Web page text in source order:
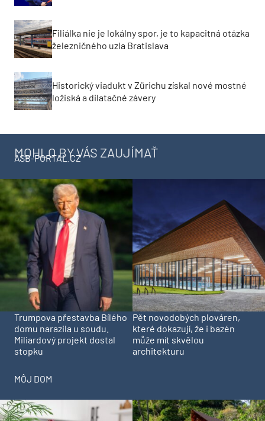
Filiálka nie je lokálny spor, je to kapacitná otázka
železničného uzla Bratislava
Historický viadukt v Zürichu získal nové mostné
ložiská a dilatačné závery
MOHLO BY VÁS ZAUJÍMAŤ
ASB-PORTAL.CZ
Trumpova přestavba Bílého
domu narazila u soudu.
Miliardový projekt dostal
stopku
Pět novodobých plováren,
které dokazují, že i bazén
může mít skvělou
architekturu
MÔJ DOM